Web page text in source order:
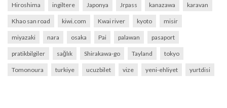
Hiroshima ingiltere Japonya Jrpass kanazawa karavan
Khao san road kiwi.com Kwai river kyoto misir
miyazaki nara osaka Pai palawan pasaport
pratikbilgiler sağlık Shirakawa-go Tayland tokyo
Tomonoura turkiye ucuzbilet vize yeni-ehliyet yurtdisi